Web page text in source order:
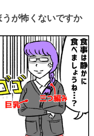
が怖くないですか